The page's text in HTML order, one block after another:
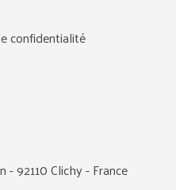
confidentialité
- 92110 Clichy - France